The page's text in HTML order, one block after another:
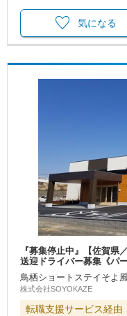
気になる
『募集停止中』【佐賀
送迎ドライバー募集《パー
鳥栖ショートステイそよ
株式会社SOYOKAZE
転職支援サービス経由